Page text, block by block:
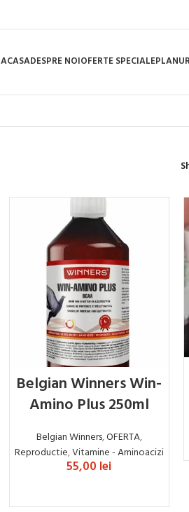
ACASADESPRE NOIOFERTE SPECIALE
Belgian Winners Win-
Amino Plus 250ml
Belgian Winners,OFERTA,
Reproductie,Vitamine - Aminoacizi
55,00 lei